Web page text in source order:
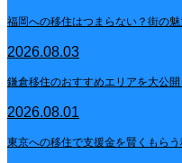
福岡への移住はつまらない？街の
2026.08.03
鎌倉移住のおすすめエリアを大公
2026.08.01
東京への移住で支援金を賢くもら